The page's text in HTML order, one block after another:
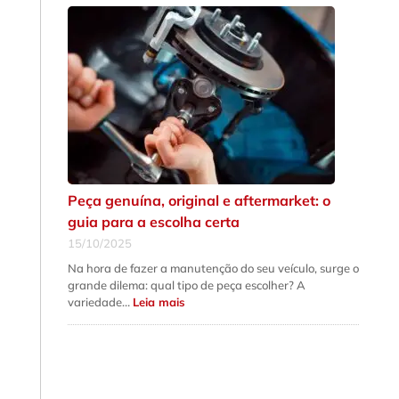
que
a
suspensão
do
seu
carro
precisa
de
revisão
urgente
Peça genuína, original e aftermarket: o
guia para a escolha certa
15/10/2025
Na hora de fazer a manutenção do seu veículo, surge o
grande dilema: qual tipo de peça escolher? A
variedade… Leia mais:
Peça
genuína,